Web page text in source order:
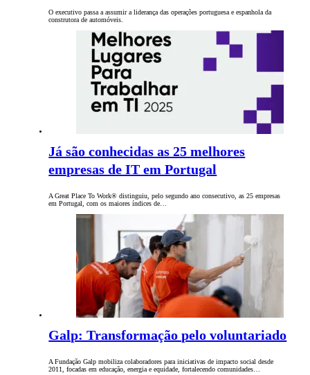
O executivo passa a assumir a liderança das operações portuguesa e espanhola da
construtora de automóveis.
Já são conhecidas as 25 melhores
empresas de IT em Portugal
A Great Place To Work® distinguiu, pelo segundo ano consecutivo, as 25 empresas
em Portugal, com os maiores índices de…
Galp: Transformação pelo voluntariado
A Fundação Galp mobiliza colaboradores para iniciativas de impacto social desde
2011, focadas em educação, energia e equidade, fortalecendo comunidades…